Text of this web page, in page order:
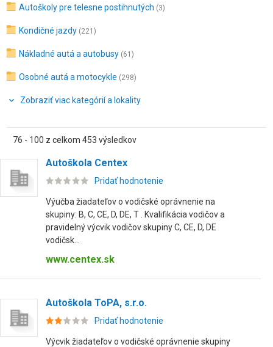
Autoškoly pre telesne postihnutých (3)
Kondičné jazdy (221)
Nákladné autá a autobusy (61)
Osobné autá a motocykle (298)
Zobraziť viac kategórií a lokality
76 - 100 z celkom 453 výsledkov
Autoškola Centex
Pridať hodnotenie
Výučba žiadateľov o vodičské oprávnenie na
skupiny: B, C, CE, D, DE, T . Kvalifikácia vodičov a
pravidelný výcvik vodičov skupiny C, CE, D, DE
vodičsk...
www.centex.sk
Autoškola ToPA, s.r.o.
Pridať hodnotenie
Výcvik žiadateľov o vodičské oprávnenie skupiny